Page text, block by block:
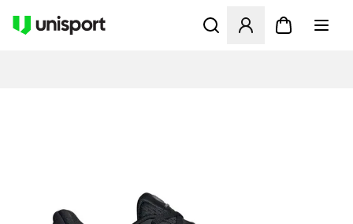
Åbner en Modal til at